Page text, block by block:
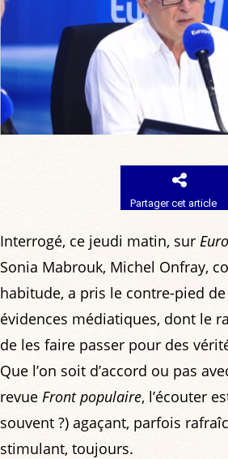
Partager cet article
Interrogé, ce jeudi matin, sur
Sonia Mabrouk, Michel Onfray,
habitude, a pris le contre-pied
évidences médiatiques, dont le
de les faire passer pour des
Que l’on soit d’accord ou pas
revue Front populaire, l’écouter
souvent ?) agaçant, parfois
stimulant, toujours.